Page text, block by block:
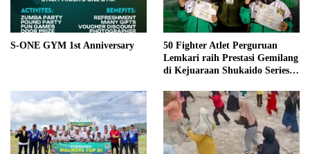
S-ONE GYM 1st Anniversary
50 Fighter Atlet Perguruan
Lemkari raih Prestasi Gemilang
di Kejuaraan Shukaido Series 1